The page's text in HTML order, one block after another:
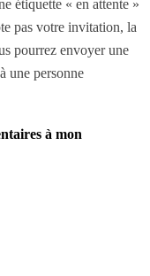
étiquette « en attente »
pas votre invitation, la
pourrez envoyer une
une personne
à mon